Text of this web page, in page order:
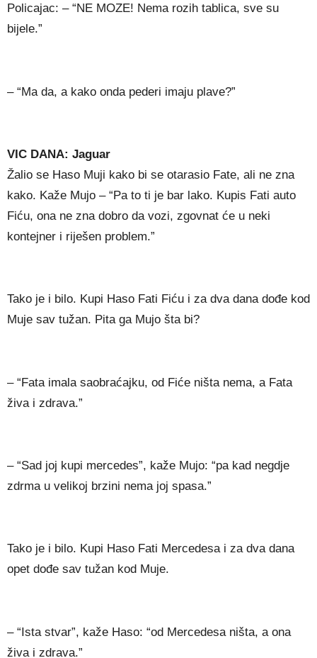
Policajac: – “NE MOZE! Nema rozih tablica, sve su
bijele.”
– “Ma da, a kako onda pederi imaju plave?”
VIC DANA: Jaguar
Žalio se Haso Muji kako bi se otarasio Fate, ali ne zna
kako. Kaže Mujo – “Pa to ti je bar lako. Kupis Fati auto
Fiću, ona ne zna dobro da vozi, zgovnat će u neki
kontejner i riješen problem.”
Tako je i bilo. Kupi Haso Fati Fiću i za dva dana dođe kod
Muje sav tužan. Pita ga Mujo šta bi?
– “Fata imala saobraćajku, od Fiće ništa nema, a Fata
živa i zdrava.”
– “Sad joj kupi mercedes”, kaže Mujo: “pa kad negdje
zdrma u velikoj brzini nema joj spasa.”
Tako je i bilo. Kupi Haso Fati Mercedesa i za dva dana
opet dođe sav tužan kod Muje.
– “Ista stvar”, kaže Haso: “od Mercedesa ništa, a ona
živa i zdrava.”